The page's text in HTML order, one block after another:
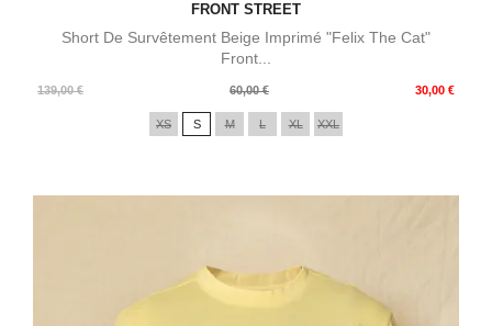
FRONT STREET
Short De Survêtement Beige Imprimé "Felix The Cat"
Front...
139,00 €
Prix
60,00 € 30,00 €
Prix
XS S M L XL XXL